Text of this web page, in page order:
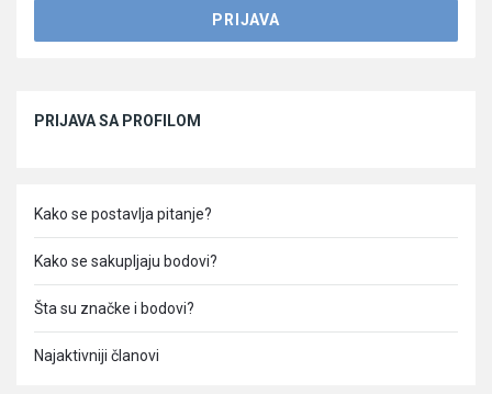
PRIJAVA SA PROFILOM
Kako se postavlja pitanje?
Kako se sakupljaju bodovi?
Šta su značke i bodovi?
Najaktivniji članovi